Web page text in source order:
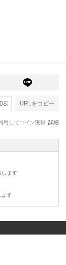
URLをコピー
用してコイン獲得 詳細
ます
ます